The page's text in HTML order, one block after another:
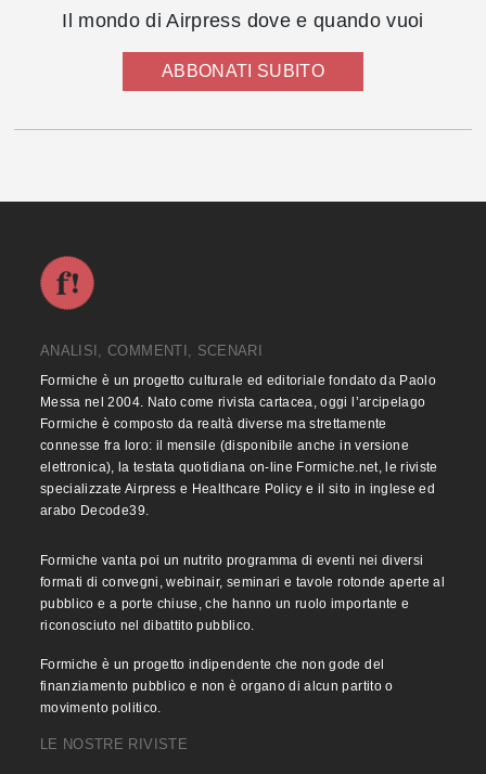
Il mondo di Airpress dove e quando vuoi
ABBONATI SUBITO
ANALISI, COMMENTI, SCENARI
Formiche è un progetto culturale ed editoriale fondato da Paolo
Messa nel 2004. Nato come rivista cartacea, oggi l’arcipelago
Formiche è composto da realtà diverse ma strettamente
connesse fra loro: il mensile (disponibile anche in versione
elettronica), la testata quotidiana on-line Formiche.net, le riviste
specializzate Airpress e Healthcare Policy e il sito in inglese ed
arabo Decode39.
Formiche vanta poi un nutrito programma di eventi nei diversi
formati di convegni, webinair, seminari e tavole rotonde aperte al
pubblico e a porte chiuse, che hanno un ruolo importante e
riconosciuto nel dibattito pubblico.
Formiche è un progetto indipendente che non gode del
finanziamento pubblico e non è organo di alcun partito o
movimento politico.
LE NOSTRE RIVISTE